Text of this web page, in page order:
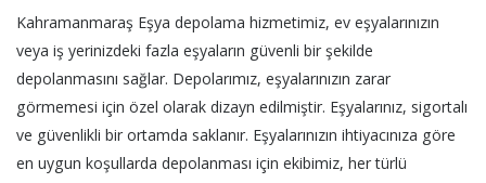
Kahramanmaraş Eşya depolama hizmetimiz, ev eşyalarınızın
veya iş yerinizdeki fazla eşyaların güvenli bir şekilde
depolanmasını sağlar. Depolarımız, eşyalarınızın zarar
görmemesi için özel olarak dizayn edilmiştir. Eşyalarınız, sigortalı
ve güvenlikli bir ortamda saklanır. Eşyalarınızın ihtiyacınıza göre
en uygun koşullarda depolanması için ekibimiz, her türlü